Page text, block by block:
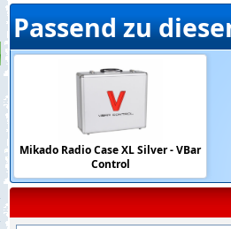
Passend zu
Mikado Radio Case XL Silver - VBar
Control